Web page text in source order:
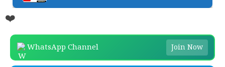
❤️
WhatsApp Channel Join Now